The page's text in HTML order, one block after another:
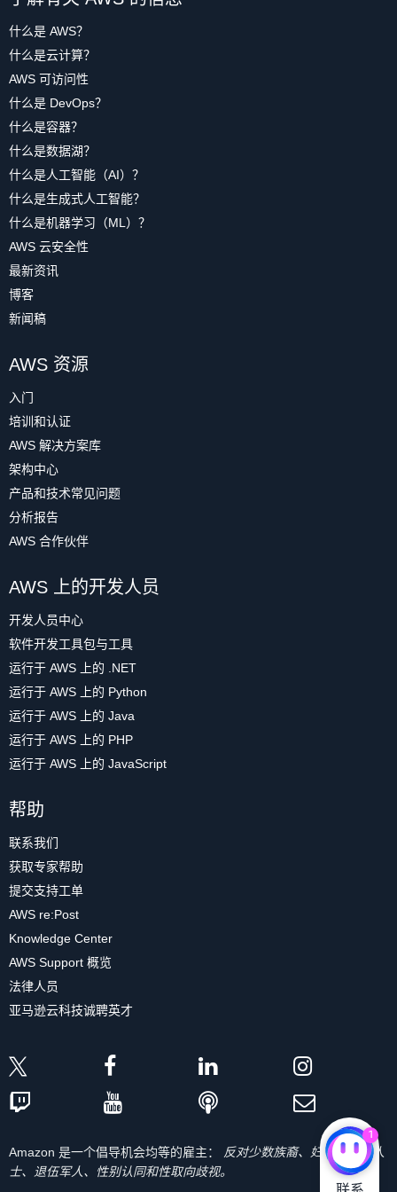
什么是 AWS？
什么是云计算？
AWS 可访问性
什么是 DevOps？
什么是容器？
什么是数据湖？
什么是人工智能（AI）？
什么是生成式人工智能？
什么是机器学习（ML）？
AWS 云安全性
最新资讯
博客
新闻稿
AWS 资源
入门
培训和认证
AWS 解决方案库
架构中心
产品和技术常见问题
分析报告
AWS 合作伙伴
AWS 上的开发人员
开发人员中心
软件开发工具包与工具
运行于 AWS 上的 .NET
运行于 AWS 上的 Python
运行于 AWS 上的 Java
运行于 AWS 上的 PHP
运行于 AWS 上的 JavaScript
帮助
联系我们
获取专家帮助
提交支持工单
AWS re:Post
Knowledge Center
AWS Support 概览
法律人员
亚马逊云科技诚聘英才
Amazon 是一个倡导机会均等的雇主：
反对少数族裔、妇女、残疾人
士、退伍军人、性别认同和性取向歧视。
1